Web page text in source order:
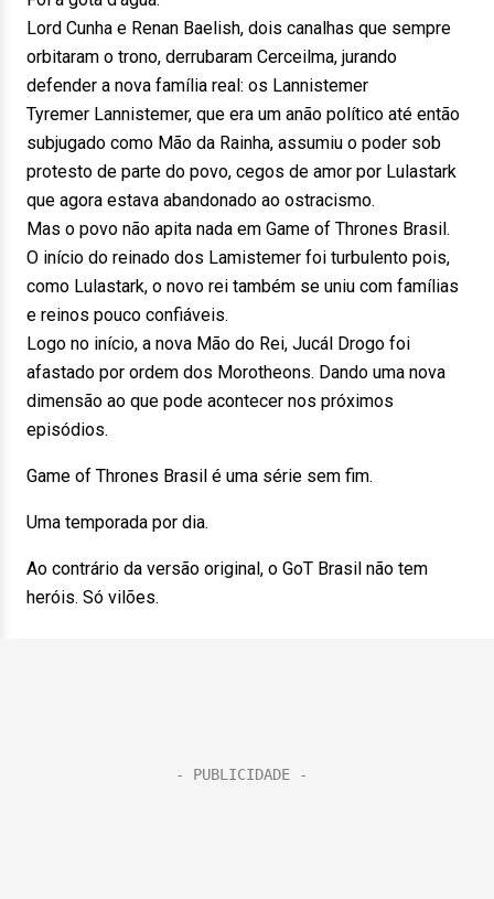
Lord Cunha e Renan Baelish, dois canalhas que sempre
orbitaram o trono, derrubaram Cerceilma, jurando
defender a nova família real: os Lannistemer
Tyremer Lannistemer, que era um anão político até então
subjugado como Mão da Rainha, assumiu o poder sob
protesto de parte do povo, cegos de amor por Lulastark
que agora estava abandonado ao ostracismo.
Mas o povo não apita nada em Game of Thrones Brasil.
O início do reinado dos Lamistemer foi turbulento pois,
como Lulastark, o novo rei também se uniu com famílias
e reinos pouco confiáveis.
Logo no início, a nova Mão do Rei, Jucál Drogo foi
afastado por ordem dos Morotheons. Dando uma nova
dimensão ao que pode acontecer nos próximos
episódios.
Game of Thrones Brasil é uma série sem fim.
Uma temporada por dia.
Ao contrário da versão original, o GoT Brasil não tem
heróis. Só vilões.